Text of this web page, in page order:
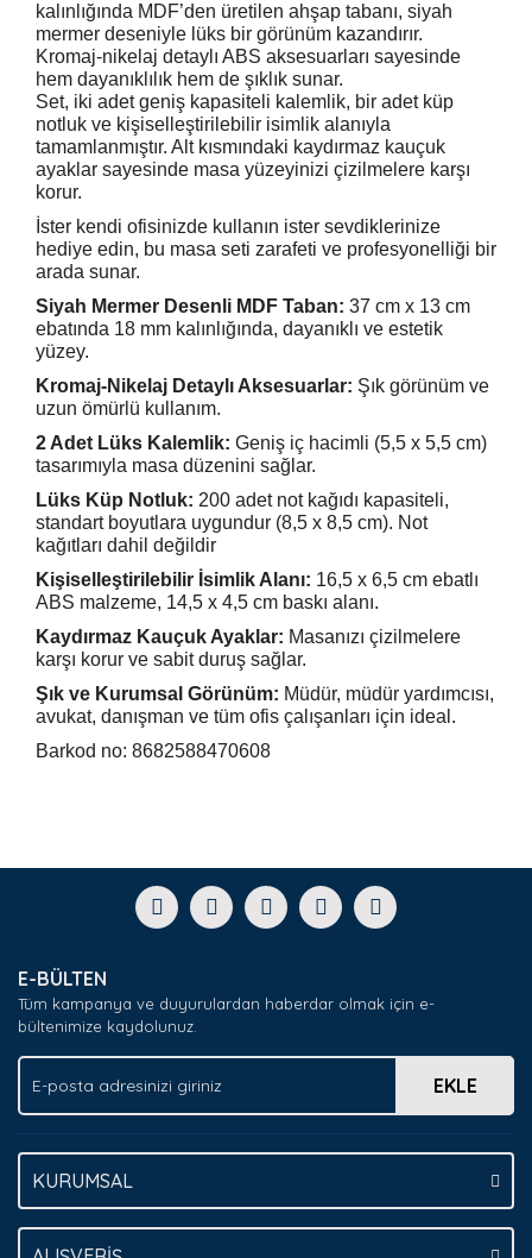
kalınlığında MDF’den üretilen ahşap tabanı, siyah
mermer deseniyle lüks bir görünüm kazandırır.
Kromaj-nikelaj detaylı ABS aksesuarları sayesinde
hem dayanıklılık hem de şıklık sunar.
Set, iki adet geniş kapasiteli kalemlik, bir adet küp
notluk ve kişiselleştirilebilir isimlik alanıyla
tamamlanmıştır. Alt kısmındaki kaydırmaz kauçuk
ayaklar sayesinde masa yüzeyinizi çizilmelere karşı
korur.
İster kendi ofisinizde kullanın ister sevdiklerinize
hediye edin, bu masa seti zarafeti ve profesyonelliği bir
arada sunar.
Siyah Mermer Desenli MDF Taban: 37 cm x 13 cm
ebatında 18 mm kalınlığında, dayanıklı ve estetik
yüzey.
Kromaj-Nikelaj Detaylı Aksesuarlar: Şık görünüm ve
uzun ömürlü kullanım.
2 Adet Lüks Kalemlik: Geniş iç hacimli (5,5 x 5,5 cm)
tasarımıyla masa düzenini sağlar.
Lüks Küp Notluk: 200 adet not kağıdı kapasiteli,
standart boyutlara uygundur (8,5 x 8,5 cm). Not
kağıtları dahil değildir
Kişiselleştirilebilir İsimlik Alanı: 16,5 x 6,5 cm ebatlı
ABS malzeme, 14,5 x 4,5 cm baskı alanı.
Kaydırmaz Kauçuk Ayaklar: Masanızı çizilmelere
karşı korur ve sabit duruş sağlar.
Şık ve Kurumsal Görünüm: Müdür, müdür yardımcısı,
avukat, danışman ve tüm ofis çalışanları için ideal.
Barkod no: 8682588470608
Yorum Yaz
formunu kullanarak tarafımıza iletebilirsiniz.
Görüş ve önerileriniz için teşekkür ederiz.
Ürün açıklamasında eksik bilgiler bulunuyor.
Ürün bilgilerinde hatalar bulunuyor.
Ürün fiyatı diğer sitelerden daha pahalı.
Bu ürüne benzer farklı alternatifler olmalı.
E-BÜLTEN
Tüm kampanya ve duyurulardan haberdar olmak için e-
bültenimize kaydolunuz.
EKLE
KURUMSAL